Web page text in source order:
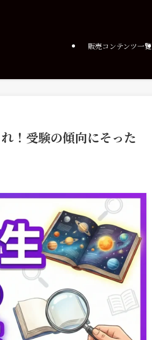
販売コンテンツ一覧
！受験の傾向にそった